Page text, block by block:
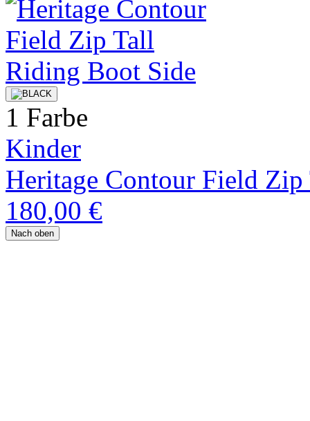
1 Farbe
Kinder
Heritage Contour Field
180,00 €
Nach oben